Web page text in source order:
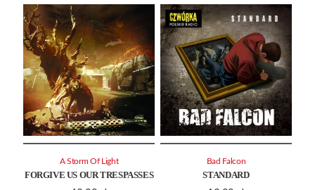
FORGIVE US OUR TRESPASSES
A Storm Of Light
STANDARD
Bad Falcon